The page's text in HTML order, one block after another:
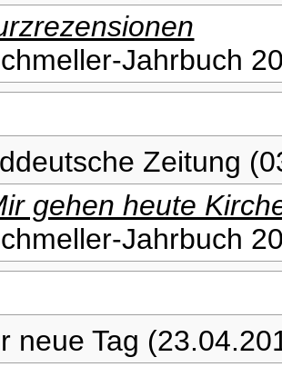
Jahrbuch
Zeitung
gehen heute
Jahrbuch
neue Tag